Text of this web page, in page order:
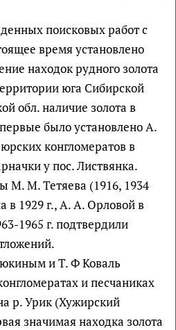
поисковых работ с
время установлено
находок рудного золота
юга Сибирской
обл. наличие золота в
было установлено А.
конгломератов в
у пос. Листвянка.
М. М. Тетяева (1916, 1934
в 1929 г., А. А. Орловой в
1965 г. подтвердили
и Т. Ф Коваль
и песчаниках
р. Урик (Хужирский
значимая находка золота